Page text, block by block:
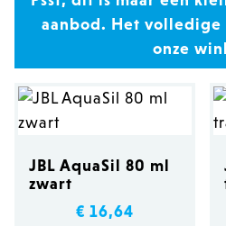
aanbod. Het volledige
onze
JBL AquaSil 80 ml
zwart
€ 16,64